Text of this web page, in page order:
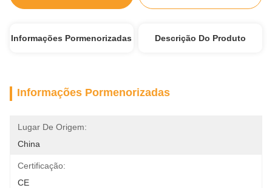
Informações Pormenorizadas Descrição Do Produto
Informações Pormenorizadas
Lugar De Origem:
China
Certificação:
CE